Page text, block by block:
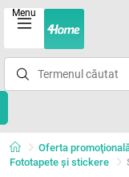
Menu
Oferta
Fototapete și stickere